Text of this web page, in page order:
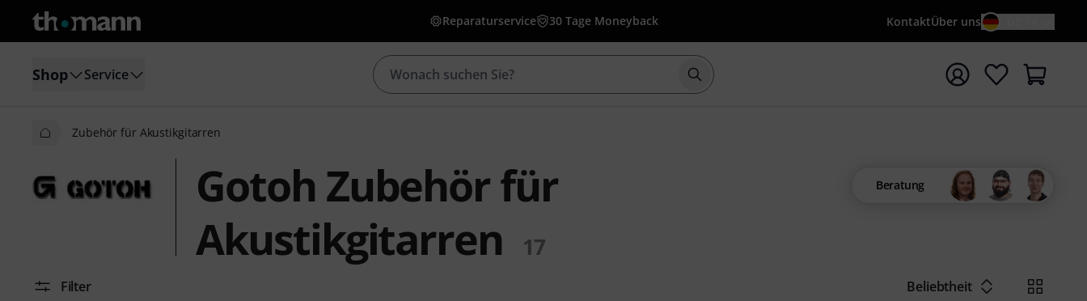
Reparaturservice 30 Tage Moneyback KontaktÜber uns
Shop Service Suche mit Suchwort {searchTerm} starten
Zubehör für Akustikgitarren
Gotoh Zubehör für
Akustikgitarren
17
Beratung
Filter Beliebtheit